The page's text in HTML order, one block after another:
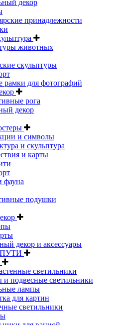
декор
принадлежности
животных
скульптуры
рамки для фотографий
рога
декор
и символы
и скульптура
и карты
фауна
подушки
декор и аксессуары
светильники
подвесные светильники
лампы
для картин
светильники